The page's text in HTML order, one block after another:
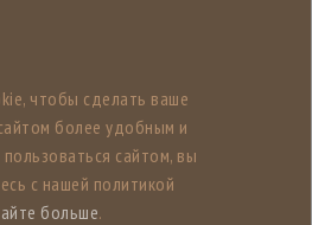
чтобы сделать ваше
более удобным и
сайтом, вы
с нашей политикой
больше.